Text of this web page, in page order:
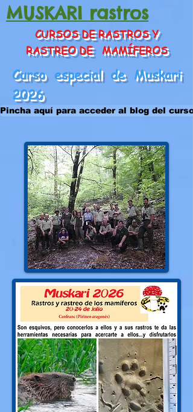
MUSKARI rastros
CURSOS DE RASTROS Y
RASTREO DE MAMÍFEROS
Curso especial de Muskari
2026
Pincha aquí para acceder al blog del curso